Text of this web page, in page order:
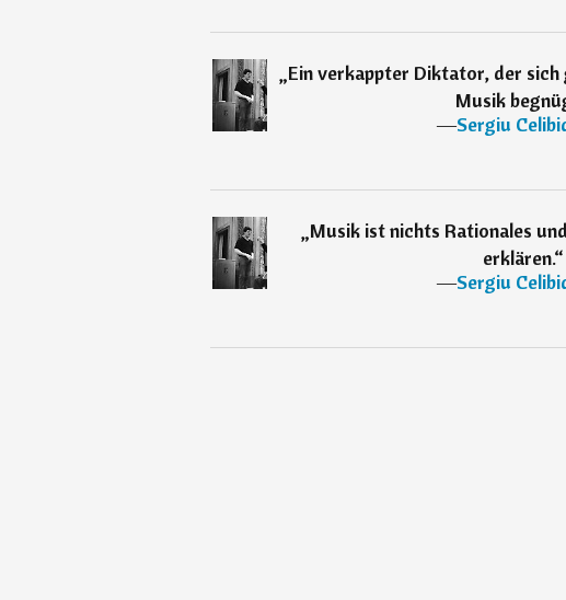
„Ein verkappter Diktator, der
Musik
―Sergiu
„Musik ist nichts Rationales
erklären.“
―Sergiu